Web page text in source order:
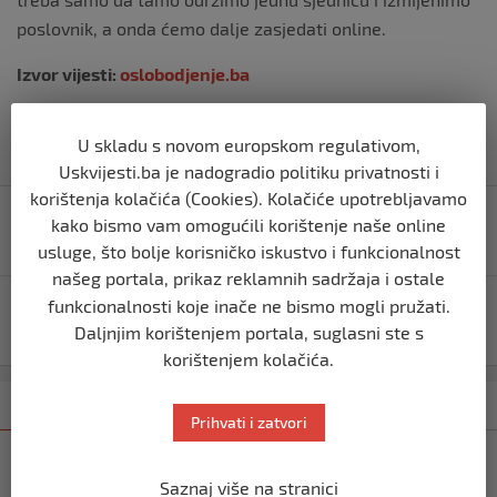
poslovnik, a onda ćemo dalje zasjedati online.
Izvor vijesti: oslobodjenje.ba
Navigacija
objava
Pivo “korona“ neće se više proizvoditi zbog
koronavirusa
DEMANT: Laburistička stranka širi dezinformacije,
nije niko lišen slobode
Najnovije
(FOTO) Skandalozna poruka: Pripadnik
U skladu s novom europskom regulativom,
Uskvijesti.ba je nadogradio politiku privatnosti i
korištenja kolačića (Cookies). Kolačiće upotrebljavamo
kako bismo vam omogućili korištenje naše online
usluge, što bolje korisničko iskustvo i funkcionalnost
našeg portala, prikaz reklamnih sadržaja i ostale
funkcionalnosti koje inače ne bismo mogli pružati.
Daljnjim korištenjem portala, suglasni ste s
korištenjem kolačića.
Prihvati i zatvori
Saznaj više na stranici